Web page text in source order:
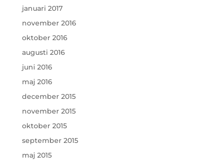
januari 2017
november 2016
oktober 2016
augusti 2016
juni 2016
maj 2016
december 2015
november 2015
oktober 2015
september 2015
maj 2015